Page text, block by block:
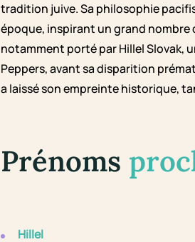
tradition juive. Sa philosophie
époque, inspirant un grand nombre
notamment porté par Hillel Slovak,
Peppers, avant sa disparition
a laissé son empreinte historique,
Prénoms
Hillel